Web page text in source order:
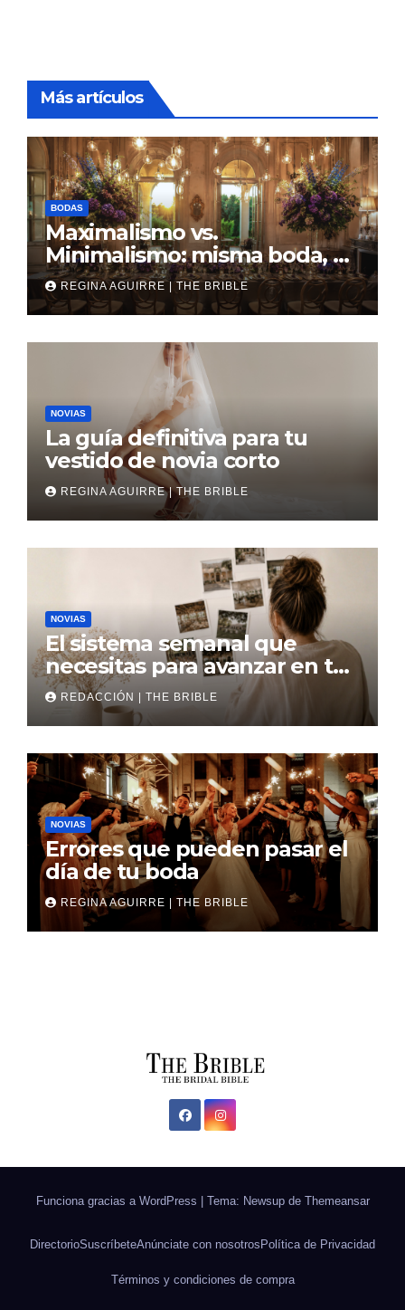
Más artículos
BODAS
Maximalismo vs.
Minimalismo: misma boda, al
revés
REGINA AGUIRRE | THE BRIBLE
NOVIAS
La guía definitiva para tu
vestido de novia corto
REGINA AGUIRRE | THE BRIBLE
NOVIAS
El sistema semanal que
necesitas para avanzar en tu
boda
REDACCIÓN | THE BRIBLE
NOVIAS
Errores que pueden pasar el
día de tu boda
REGINA AGUIRRE | THE BRIBLE
Funciona gracias a WordPress Tema: Newsup de Themeansar
DirectorioSuscríbeteAnúnciate con nosotros Política de Privacidad
Términos y condiciones de compra